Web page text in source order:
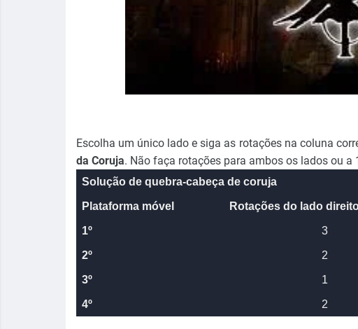
Escolha um único lado e siga as rotações na coluna
da Coruja. Não faça rotações para ambos os lados ou
Solução de quebra-cabeça de coruja
Plataforma móvel Rotações do lado
1º 3
2º 2
3º 1
4º 2